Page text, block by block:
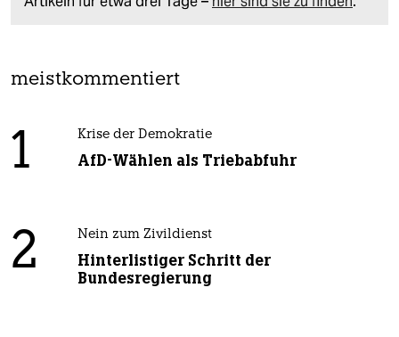
meistkommentiert
1 Krise der Demokratie
AfD-Wählen als Triebabfuhr
2 Nein zum Zivildienst
Hinterlistiger Schritt der
Bundesregierung